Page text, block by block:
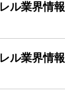
ル業界情報
ル業界情報